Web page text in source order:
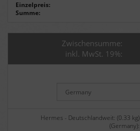
Einzelpreis:
Summe:
Zwischensumme:
inkl. MwSt. 19%:
Hermes - Deutschlandweit: (0.33 kg)
(Germany):